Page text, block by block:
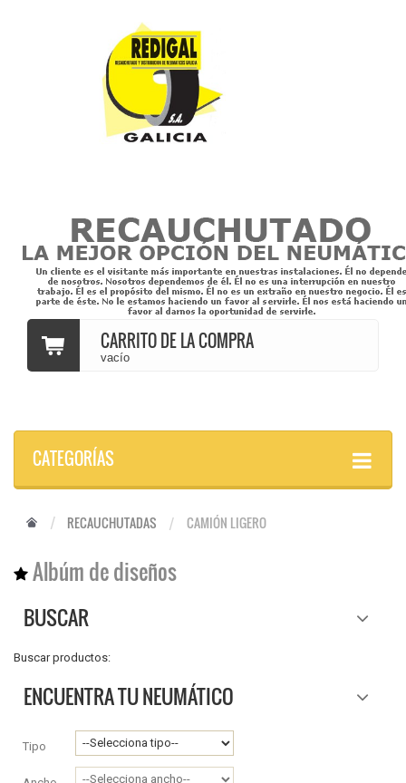
CARRITO DE LA COMPRA
vacío
CATEGORÍAS
RECAUCHUTADAS CAMIÓN LIGERO
Albúm de diseños
BUSCAR
Buscar productos:
ENCUENTRA TU NEUMÁTICO
Tipo